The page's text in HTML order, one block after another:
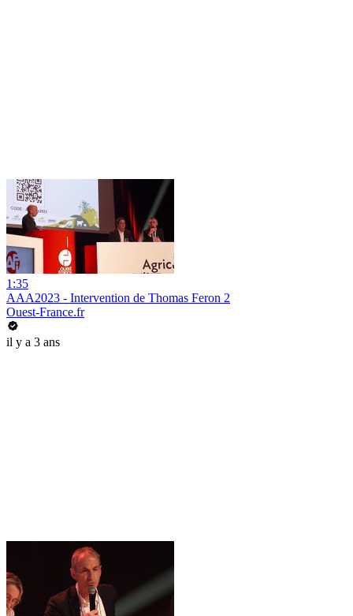
1:35
AAA2023 - Intervention de Thomas Feron 2
Ouest-France.fr
il y a 3 ans